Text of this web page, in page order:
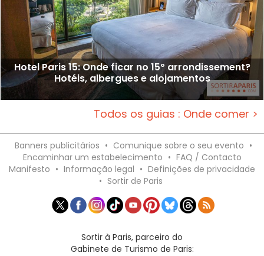
Hotel Paris 15: Onde ficar no 15º arrondissement?
Hotéis, albergues e alojamentos
Todos os guias : Onde comer >
Banners publicitários • Comunique sobre o seu evento •
Encaminhar um estabelecimento • FAQ / Contacto
Manifesto • Informação legal • Definições de privacidade
• Sortir de Paris
Sortir à Paris, parceiro do
Gabinete de Turismo de Paris: